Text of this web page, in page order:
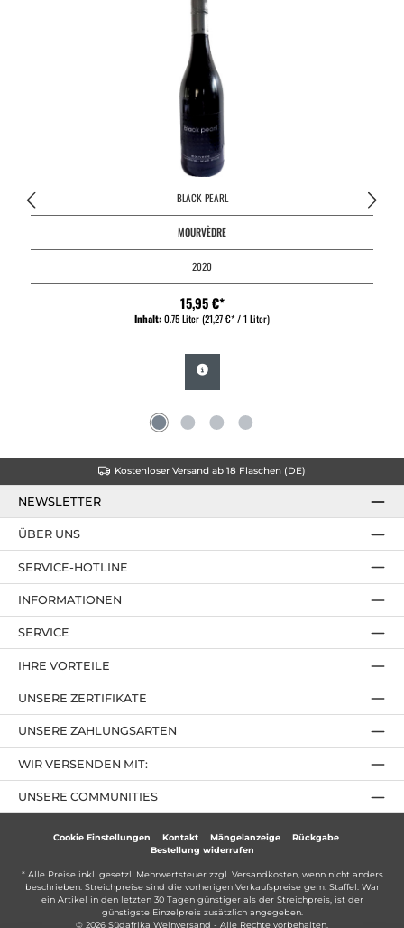
BLACK PEARL
MOURVÈDRE
2020
15,95 €*
Inhalt:0.75 Liter(21,27 €* / 1 Liter)
Kostenloser Versand ab 18 Flaschen (DE)
NEWSLETTER
SERVICE-HOTLINE
IHRE VORTEILE
UNSERE ZAHLUNGSARTEN
ÜBER UNS
UNSERE ZERTIFIKATE
INFORMATIONEN
SERVICE
UNSERE COMMUNITIES
WIR VERSENDEN MIT:
Cookie Einstellungen Kontakt Mängelanzeige
Rückgabe
Bestellung widerrufen
* Alle Preise inkl. gesetzl. Mehrwertsteuer zzgl. Versandkosten, wenn nicht anders
beschrieben. Streichpreise sind die vorherigen Verkaufspreise gem. Staffel. War
ein Artikel in den letzten 30 Tagen günstiger als der Streichpreis, ist der
günstigste Einzelpreis zusätzlich angegeben.
© 2026 Südafrika Weinversand - Alle Rechte vorbehalten.